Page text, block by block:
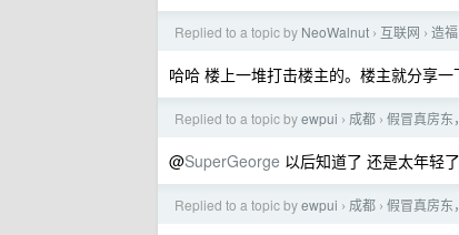
Replied to a topic by NeoWalnut › 互联网 › 造
哈哈 楼上一堆打击楼主的。楼主就分享
Replied to a topic byewpui › 成都 › 假冒真房东
@SuperGeorge 以后知道了 还是太年轻
Replied to a topic byewpui › 成都 › 假冒真房东